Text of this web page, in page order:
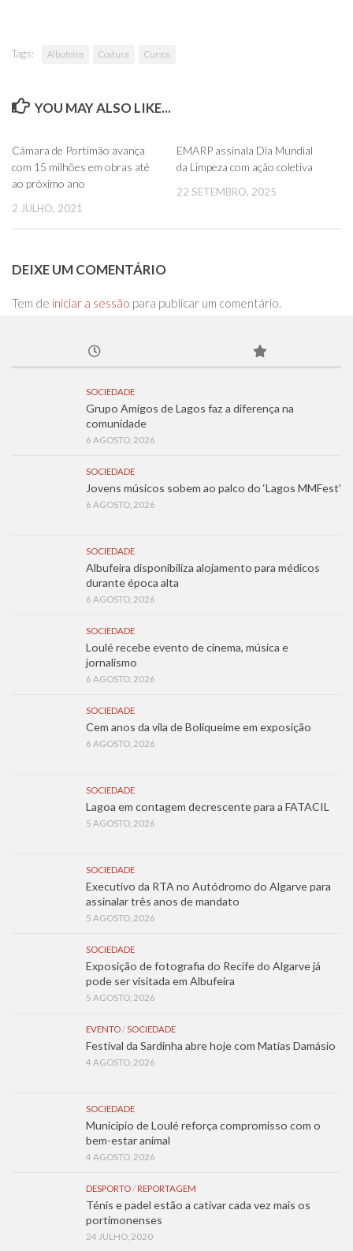
Tags: Albufeira Costura Cursos
YOU MAY ALSO LIKE...
Câmara de Portimão avança
com 15 milhões em obras até
ao próximo ano
2 JULHO, 2021
EMARP assinala Dia Mundial
da Limpeza com ação coletiva
22 SETEMBRO, 2025
DEIXE UM COMENTÁRIO
Tem de iniciar a sessão para publicar um comentário.
SOCIEDADE
Grupo Amigos de Lagos faz a diferença na
comunidade
6 AGOSTO, 2026
SOCIEDADE
Jovens músicos sobem ao palco do ‘Lagos MMFest’
6 AGOSTO, 2026
SOCIEDADE
Albufeira disponibiliza alojamento para médicos
durante época alta
6 AGOSTO, 2026
SOCIEDADE
Loulé recebe evento de cinema, música e
jornalismo
6 AGOSTO, 2026
SOCIEDADE
Cem anos da vila de Boliqueime em exposição
6 AGOSTO, 2026
SOCIEDADE
Lagoa em contagem decrescente para a FATACIL
5 AGOSTO, 2026
SOCIEDADE
Executivo da RTA no Autódromo do Algarve para
assinalar três anos de mandato
5 AGOSTO, 2026
SOCIEDADE
Exposição de fotografia do Recife do Algarve já
pode ser visitada em Albufeira
5 AGOSTO, 2026
EVENTO/SOCIEDADE
Festival da Sardinha abre hoje com Matias Damásio
4 AGOSTO, 2026
SOCIEDADE
Município de Loulé reforça compromisso com o
bem-estar animal
4 AGOSTO, 2026
DESPORTO/ REPORTAGEM
Ténis e padel estão a cativar cada vez mais os
portimonenses
24 JULHO, 2020